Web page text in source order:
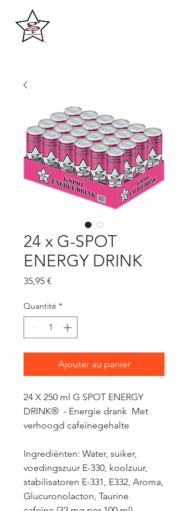
24 x G-SPOT
ENERGY DRINK
35,95 €
Quantité *
Ajouter au panier
24 X 250 ml G SPOT ENERGY
DRINK® - Energie drank Met
verhoogd cafeïnegehalte
Ingrediënten: Water, suiker,
voedingszuur E-330, koolzuur,
stabilisatoren E-331, E332, Aroma,
Glucuronolacton, Taurine